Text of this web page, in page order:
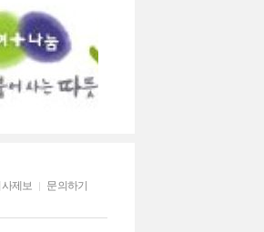
제보
문의하기